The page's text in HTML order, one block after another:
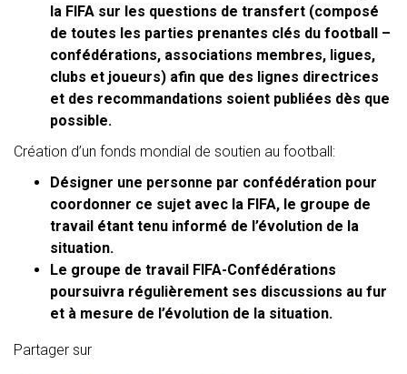
la FIFA sur les questions de transfert (composé
de toutes les parties prenantes clés du football –
confédérations, associations membres, ligues,
clubs et joueurs) afin que des lignes directrices
et des recommandations soient publiées dès que
possible.
Création d’un fonds mondial de soutien au football:
Désigner une personne par confédération pour
coordonner ce sujet avec la FIFA, le groupe de
travail étant tenu informé de l’évolution de la
situation.
Le groupe de travail FIFA-Confédérations
poursuivra régulièrement ses discussions au fur
et à mesure de l’évolution de la situation.
Partager sur